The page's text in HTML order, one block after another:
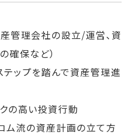
管理会社の設立/運営、資
確保など）
テップを踏んで資産管理進
の高い投資行動
コム流の資産計画の立て方